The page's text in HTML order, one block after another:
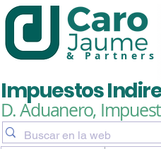
Impuestos
D. Aduanero,
& Partners